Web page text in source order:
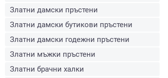
Златни дамски пръстени
Златни дамски бутикови пръстени
Златни дамски годежни пръстени
Златни мъжки пръстени
Златни брачни халки